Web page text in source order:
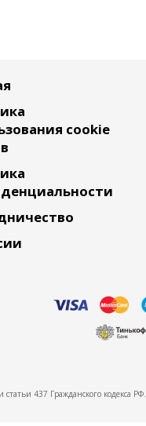
cookie
437 Гражданского кодекса РФ.